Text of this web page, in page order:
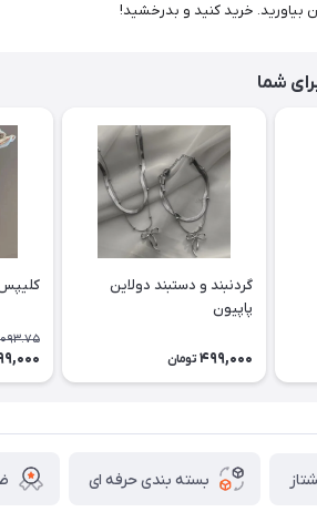
بیاورید. خرید کنید و بدرخشید!
شما
گردنبند و دستبند دولاین
پاپیون
499,000 تومان
بسته بندی حرفه ای